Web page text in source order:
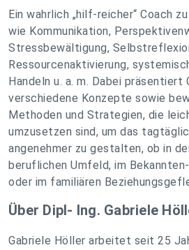
Ein wahrlich „hilf-reicher“ Coach
wie Kommunikation,
Stressbewältigung,
Ressourcenaktivierung,
Handeln u. a. m. Dabei präsentiert
verschiedene Konzepte sowie
Methoden und Strategien, die
umzusetzen sind, um das
angenehmer zu gestalten, ob in
beruflichen Umfeld, im
oder im familiären
Über Dipl- Ing. Gabriele
Gabriele Höller arbeitet seit 25